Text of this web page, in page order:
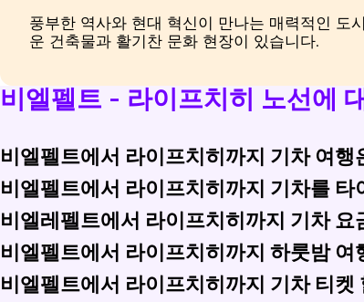
풍부한 역사와 현대 혁신이 만나는 매력적인 도
운 건축물과 활기찬 문화 현장이 있습니다.
비엘펠트 - 라이프치히 노선에
비엘펠트에서 라이프치히까지 기차 여행
비엘펠트에서 라이프치히까지의 기차 여행은 일반
비엘펠트에서 라이프치히까지 기차를
운전은 중간에 멈출 수 있는 유연성을 제공하지만,
비엘레펠트에서 라이프치히까지 기차 요
비엘레펠트에서 라이프치히까지의 기차 요금은 스
비엘펠트에서 라이프치히까지 하룻밤 여
비엘펠트에서 라이프치히까지의 직행 야간 기차는
비엘펠트에서 라이프치히까지 기차 티켓